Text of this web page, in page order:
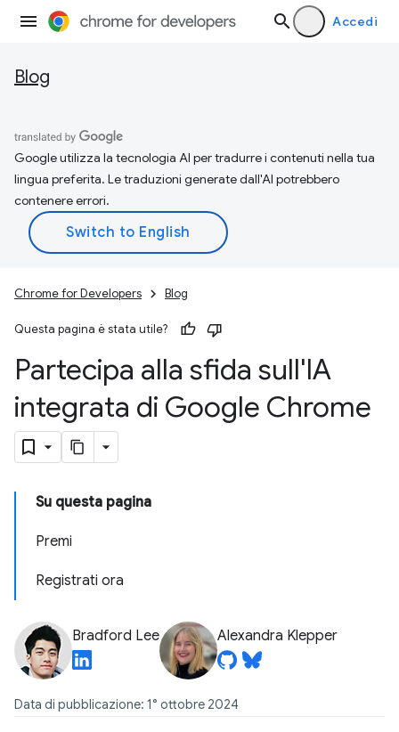
Accedi
Blog
Google utilizza la tecnologia AI per tradurre i contenuti nella tua
lingua preferita. Le traduzioni generate dall'AI potrebbero
contenere errori.
Chrome for Developers Blog
Questa pagina è stata utile?
Partecipa alla sfida sull'IA
integrata di Google Chrome
Su questa pagina
Premi
Registrati ora
Bradford Lee Alexandra Klepper
Data di pubblicazione: 1° ottobre 2024